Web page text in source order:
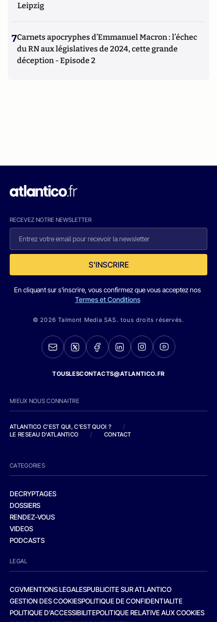
Leipzig
7Carnets apocryphes d’Emmanuel Macron : l’échec
du RN aux législatives de 2024, cette grande
déception - Episode 2
RECEVEZ NOTRE NEWSLETTER
S'INSCRIRE
En cliquant sur s'inscrire, vous confirmez que vous acceptez nos
Termes et Conditions
© 2026 Talmont Media SAS. tous droits réservés.
TOUSLESCONTACTS@ATLANTICO.FR
MIEUX NOUS CONNAITRE
ATLANTICO C'EST QUI, C'EST QUOI ?
/
LE RESEAU D'ATLANTICO
/ CONTACT
CATEGORIES
DECRYPTAGES
DOSSIERS
RENDEZ-VOUS
VIDEOS
PODCASTS
LEGAL
CGVMENTIONS LEGALESPUBLICITE SUR ATLANTICO
GESTION DES COOKIESPOLITIQUE DE CONFIDENTIALITE
POLITIQUE D’ACCESSIBILITEPOLITIQUE RELATIVE AUX COOKIES